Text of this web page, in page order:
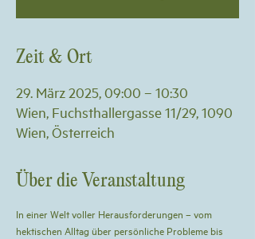
Zeit & Ort
29. März 2025, 09:00 – 10:30
Wien, Fuchsthallergasse 11/29, 1090
Wien, Österreich
Über die Veranstaltung
In einer Welt voller Herausforderungen – vom
hektischen Alltag über persönliche Probleme bis